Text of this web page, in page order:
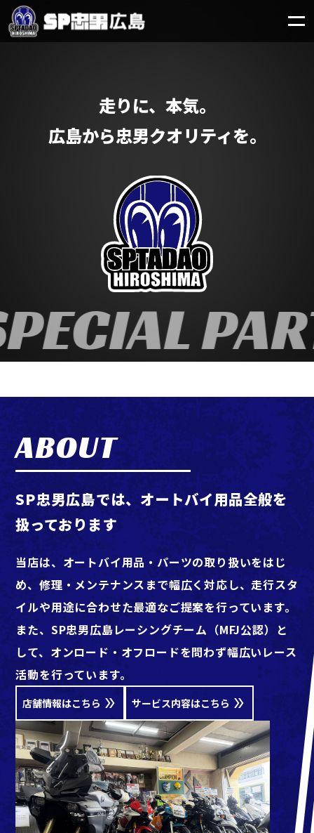
走りに、本気。
広島から忠男クオリティを。
ABOUT
SP忠男広島では、オートバイ用品全般を
扱っております
当店は、オートバイ用品・パーツの取り扱いをはじ
め、修理・メンテナンスまで幅広く対応し、走行スタ
イルや用途に合わせた最適なご提案を行っています。
また、SP忠男広島レーシングチーム（MFJ公認）と
して、オンロード・オフロードを問わず幅広いレース
活動を行っています。
店舗情報はこちら サービス内容はこちら